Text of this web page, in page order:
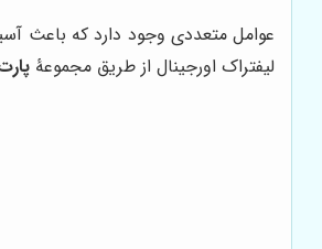
عوامل متعددی وجود دارد که باعث
لیفتراک اورجینال از طریق مجموعۀ